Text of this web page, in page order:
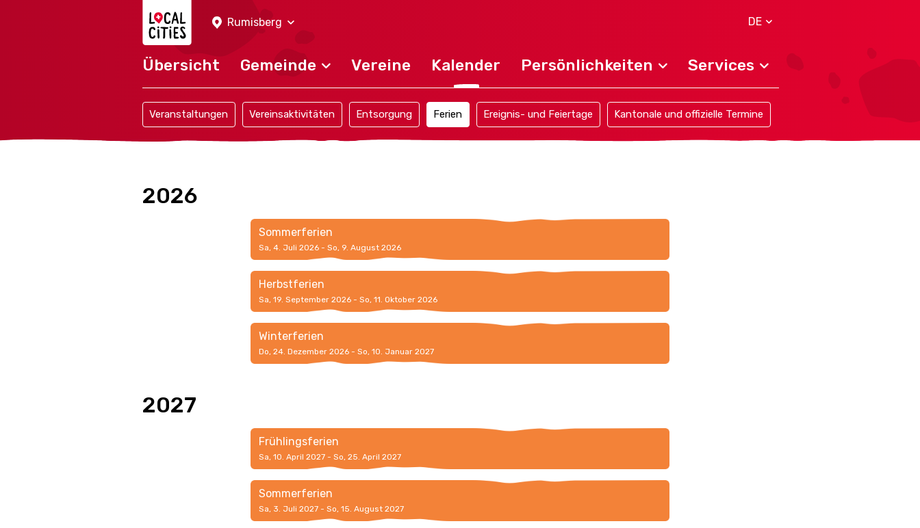
Rumisberg
DE
Übersicht Gemeinde Vereine Kalender Persönlichkeiten Services
Veranstaltungen Vereinsaktivitäten Entsorgung Ferien Ereignis- und Feiertage Kantonale und offizielle Termine
2026
Sommerferien
Sa, 4. Juli 2026 - So, 9. August 2026
Herbstferien
Sa, 19. September 2026 - So, 11. Oktober 2026
Winterferien
Do, 24. Dezember 2026 - So, 10. Januar 2027
2027
Frühlingsferien
Sa, 10. April 2027 - So, 25. April 2027
Sommerferien
Sa, 3. Juli 2027 - So, 15. August 2027